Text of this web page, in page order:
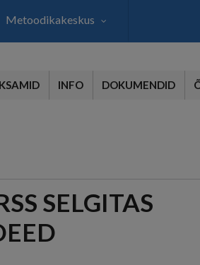
Metoodikakeskus
INFO DOKUMENDID
SELGITAS